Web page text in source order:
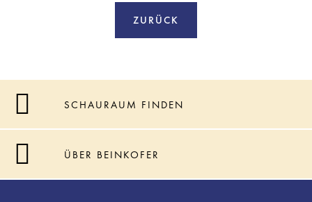
ZURÜCK
SCHAURAUM FINDEN
ÜBER BEINKOFER